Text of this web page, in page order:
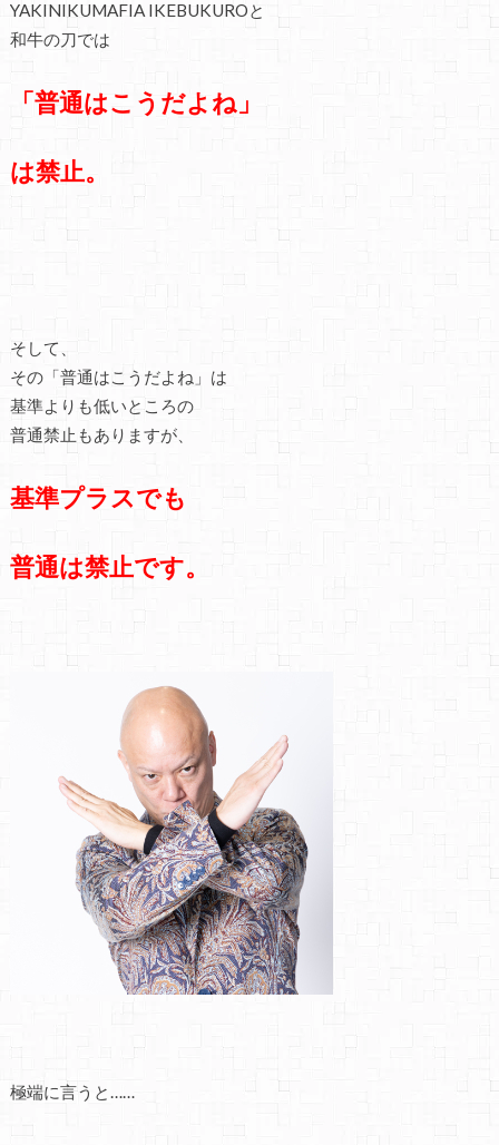
YAKINIKUMAFIA IKEBUKUROと
和牛の刀では
「普通はこうだよね」
は禁止。
そして、
その「普通はこうだよね」は
基準よりも低いところの
普通禁止もありますが、
基準プラスでも
普通は禁止です。
極端に言うと……